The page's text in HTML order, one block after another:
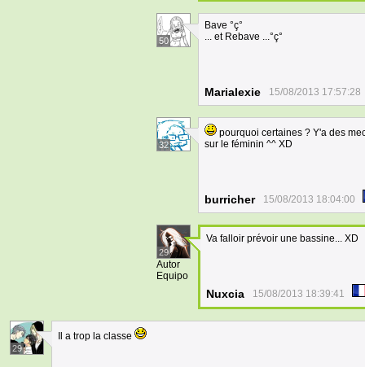
50
Bave °ç°
... et Rebave ...°ç°
Marialexie 15/08/2013 17:57:28
32
pourquoi certaines ? Y'a des
sur le féminin ^^ XD
burricher 15/08/2013 18:04:00
29
Autor
Equipo
Va falloir prévoir une bassine... XD
Nuxcia 15/08/2013 18:39:41
29
Il a trop la classe